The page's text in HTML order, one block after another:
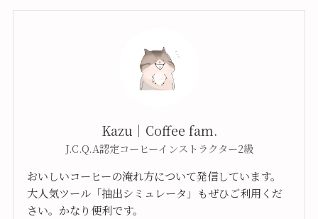
Kazu｜Coffee fam.
J.C.Q.A認定コーヒーインストラクター2級
おいしいコーヒーの淹れ方について発信しています。
大人気ツール「抽出シミュレータ」もぜひご利用くだ
さい。かなり便利です。